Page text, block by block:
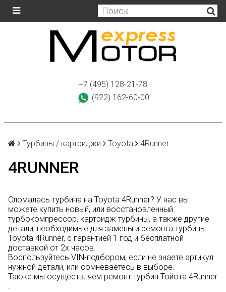
+7 (495) 128-21-78
(922) 162-60-00
Турбины / картриджи Toyota 4Runner
4RUNNER
Сломалась турбина на Toyota 4Runner? У нас вы
можете купить новый, или восстановленный
турбокомпрессор, картридж турбины, а также другие
детали, необходимые для замены и ремонта турбины
Toyota 4Runner, с гарантией 1 год и бесплатной
доставкой от 2х часов.
Воспользуйтесь VIN-подбором, если не знаете артикул
нужной детали, или сомневаетесь в выборе.
Также мы осуществляем ремонт турбин Тойота 4Runner
.